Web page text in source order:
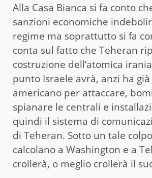
Alla Casa Bianca si fa conto
sanzioni economiche
regime ma soprattutto si fa
conta sul fatto che Teheran
costruzione dell’atomica
punto Israele avrà, anzi ha
americano per attaccare,
spianare le centrali e
quindi il sistema di
di Teheran. Sotto un tale
calcolano a Washington e a
crollerà, o meglio crollerà il